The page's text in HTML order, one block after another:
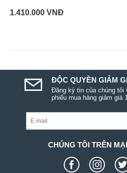
1.410.000 VNĐ
ĐỘC QUYỀN GIẢM
Đăng ký tin của chúng tôi
phiếu mua hàng giảm giá
CHÚNG TÔI TRÊN